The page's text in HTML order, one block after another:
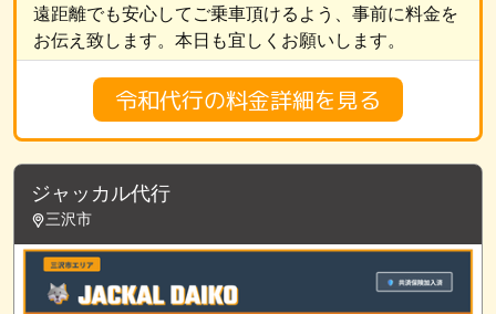
遠距離でも安心してご乗車頂けるよう、事前に料金を
お伝え致します。本日も宜しくお願いします。
令和代行の料金詳細を見る
ジャッカル代行
三沢市